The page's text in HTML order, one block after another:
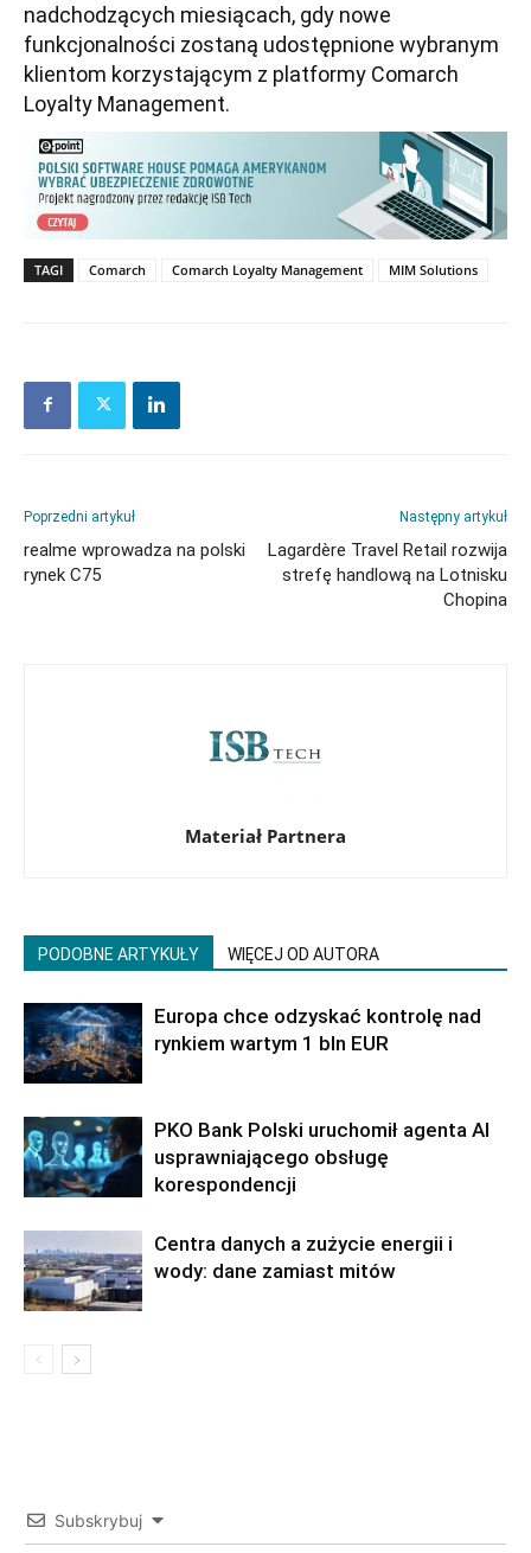
nadchodzących miesiącach, gdy nowe
funkcjonalności zostaną udostępnione wybranym
klientom korzystającym z platformy Comarch
Loyalty Management.
TAGI Comarch Comarch Loyalty Management MIM Solutions
Poprzedni artykuł
realme wprowadza na polski
rynek C75
Następny artykuł
Lagardère Travel Retail rozwija
strefę handlową na Lotnisku
Chopina
Materiał Partnera
PODOBNE ARTYKUŁY WIĘCEJ OD AUTORA
Europa chce odzyskać kontrolę nad
rynkiem wartym 1 bln EUR
PKO Bank Polski uruchomił agenta AI
usprawniającego obsługę
korespondencji
Centra danych a zużycie energii i
wody: dane zamiast mitów
Subskrybuj